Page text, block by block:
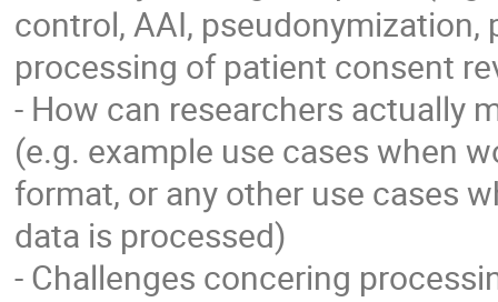
control, AAI,
processing of patient consent
- How can researchers actually
(e.g. example use cases when
format, or any other use cases
data is processed)
- Challenges concering